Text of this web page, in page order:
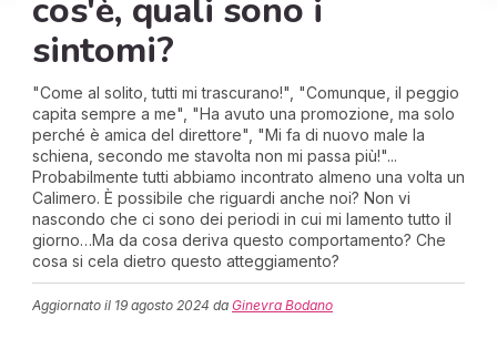
cos'è, quali sono i
sintomi?
"Come al solito, tutti mi trascurano!", "Comunque, il peggio
capita sempre a me", "Ha avuto una promozione, ma solo
perché è amica del direttore", "Mi fa di nuovo male la
schiena, secondo me stavolta non mi passa più!"...
Probabilmente tutti abbiamo incontrato almeno una volta un
Calimero. È possibile che riguardi anche noi? Non vi
nascondo che ci sono dei periodi in cui mi lamento tutto il
giorno…Ma da cosa deriva questo comportamento? Che
cosa si cela dietro questo atteggiamento?
Aggiornato il 19 agosto 2024 da Ginevra Bodano